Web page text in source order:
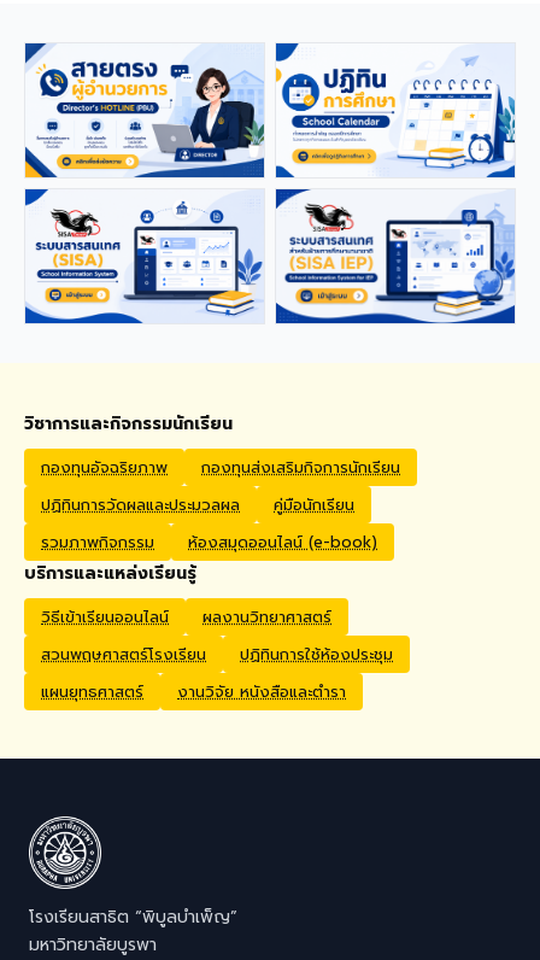
applications from qualified
foreign educators for
teaching positions
covering Kindergarten,
Primary, and High School
levels. Benefits Monthly
Salary: 30,000 – 40,000
THB Housing Allowance:
6,500 THB Full assistance
with Visa and Work Permit
extensions Private Health
Insurance cover
Studies, PE, Arts, or a
Speakers or Non-Native
English Speakers with a
verified TOEIC score of at
least 785. Prior teaching
experience is preferred.
Application Process
Interested candidates
should submit their CV,
passport copy, degree
certificates, relevant
transcripts/documents,
introduction via email to
วิชาการและกิจกรรมนักเรียน
กองทุนอัจฉริยภาพ
กองทุนส่งเสริมกิจการนักเรียน
ปฏิทินการวัดผลและประมวลผล
คู่มือนักเรียน
รวมภาพกิจกรรม
ห้องสมุดออนไลน์ (e-book)
บริการและแหล่งเรียนรู้
วิธีเข้าเรียนออนไลน์
ผลงานวิทยาศาสตร์
สวนพฤษศาสตร์โรงเรียน
ปฏิทินการใช้ห้องประชุม
แผนยุทธศาสตร์
งานวิจัย หนังสือและตำรา
โรงเรียนสาธิต “พิบูลบำเพ็ญ”
มหาวิทยาลัยบูรพา